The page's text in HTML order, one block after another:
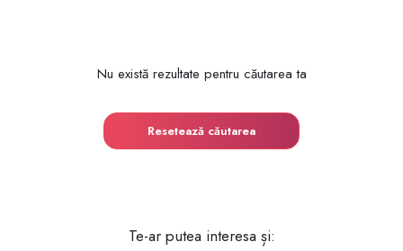
Nu există rezultate pentru căutarea ta
Resetează căutarea
Te-ar putea interesa și: